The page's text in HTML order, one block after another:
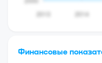
Финансовые